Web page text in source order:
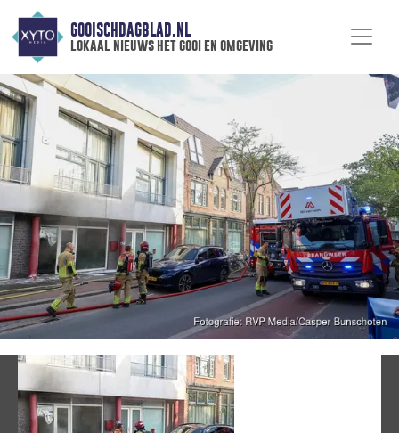
GOOISCHDAGBLAD.NL
lokaal nieuws het gooi en omgeving